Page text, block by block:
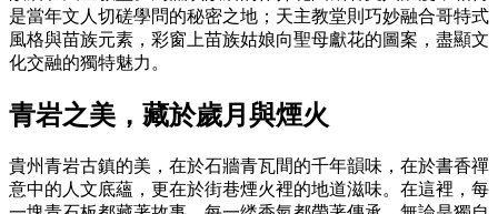
是當年文人切磋學問的秘密之地；天主教堂則巧妙融合哥特式
風格與苗族元素，彩窗上苗族姑娘向聖母獻花的圖案，盡顯文
化交融的獨特魅力。
青岩之美，藏於歲月與煙火
貴州青岩古鎮的美，在於石牆青瓦間的千年韻味，在於書香禪
意中的人文底蘊，更在於街巷煙火裡的地道滋味。在這裡，每